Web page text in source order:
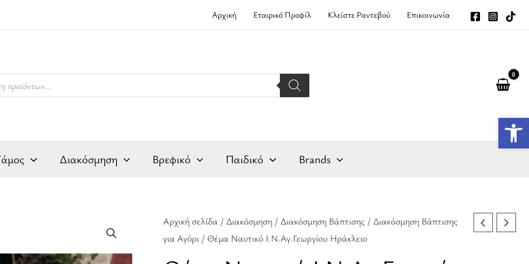
Αρχική Εταιρικό Προφίλ Κλείστε Ραντεβού Επικοινωνία
Διακόσμηση Βρεφικό Παιδικό Brands
Αρχική σελίδα /Διακόσμηση /Διακόσμηση Βάπτισης /Διακόσμηση Βάπτισης
για Αγόρι / Θέμα Ναυτικό Ι.Ν.Αγ.Γεωργίου Ηράκλειο